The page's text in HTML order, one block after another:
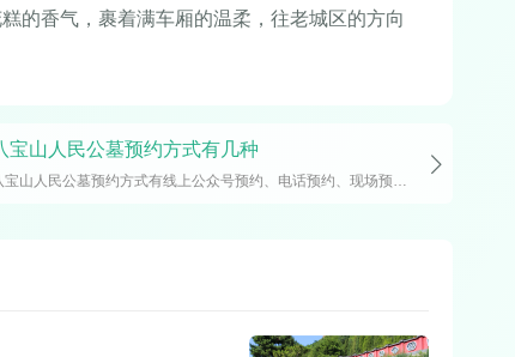
的香气，裹着满车厢的温柔，往老城区的方向
宝山人民公墓预约方式有几种
八宝山人民公墓预约方式有线上公众号预约、电话预约、现场预约三种。线上可通过微信公众号操作，电话预约拨打010-68180818，现场预约需到入口服务大厅办理。文中详细介绍各方式操作步骤及注意事项，帮助快速完成预约。